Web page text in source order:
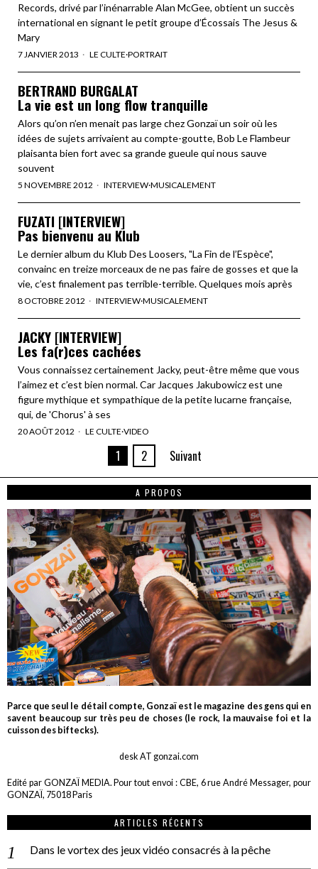
Records, drivé par l’inénarrable Alan McGee, obtient un succès
international en signant le petit groupe d’Écossais The Jesus &
Mary
7 JANVIER 2013 LE CULTE·PORTRAIT
BERTRAND BURGALAT
La vie est un long flow tranquille
Alors qu’on n’en menait pas large chez Gonzaï un soir où les
idées de sujets arrivaient au compte-goutte, Bob Le Flambeur
plaisanta bien fort avec sa grande gueule qui nous sauve
souvent
5 NOVEMBRE 2012 INTERVIEW·MUSICALEMENT
FUZATI [INTERVIEW]
Pas bienvenu au Klub
Le dernier album du Klub Des Loosers, "La Fin de l’Espèce",
convainc en treize morceaux de ne pas faire de gosses et que la
vie, c’est finalement pas terrible-terrible. Quelques mois après
8 OCTOBRE 2012 INTERVIEW·MUSICALEMENT
JACKY [INTERVIEW]
Les fa(r)ces cachées
Vous connaissez certainement Jacky, peut-être même que vous
l’aimez et c’est bien normal. Car Jacques Jakubowicz est une
figure mythique et sympathique de la petite lucarne française,
qui, de 'Chorus' à ses
20 AOÛT 2012 LE CULTE·VIDEO
1 2 Suivant
A PROPOS
Parce que seul le détail compte, Gonzaï est le magazine des gens qui en
savent beaucoup sur très peu de choses (le rock, la mauvaise foi et la
cuisson des biftecks).
desk AT gonzai.com
Edité par GONZAÏ MEDIA. Pour tout envoi : CBE, 6 rue André Messager, pour
GONZAÏ, 75018 Paris
ARTICLES RÉCENTS
Dans le vortex des jeux vidéo consacrés à la pêche